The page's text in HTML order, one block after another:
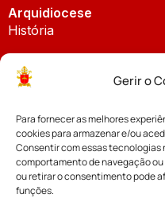
Gerir o
Para fornecer as melhores
cookies para armazenar e/ou
Consentir com essas tecnologias
comportamento de navegação
ou retirar o consentimento pode
funções.
Arquidiocese
História
Padroeira
Notícias
Notícias da Arquidiocese
Notícias Cáritas